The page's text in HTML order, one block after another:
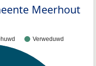
Meerhout
Verweduwd